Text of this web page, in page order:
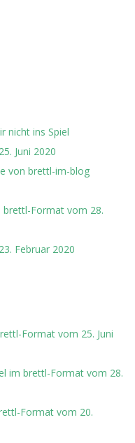
nicht ins Spiel
Juni 2020
von brettl-im-blog
brettl-Format vom 28.
Februar 2020
Format vom 25. Juni
im brettl-Format vom 28.
Format vom 20.